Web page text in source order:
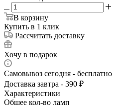
В корзину
Купить в 1 клик
Рассчитать доставку
Хочу в подарок
Самовывоз сегодня - бесплатно
Доставка завтра - 390 ₽
Характеристики
Общее кол-во ламп